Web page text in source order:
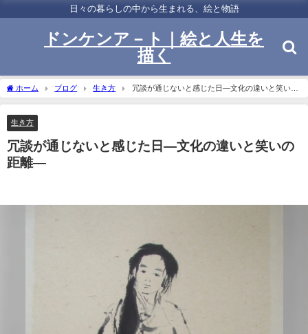
日々の暮らしの中から生まれる、絵と物語
ドンケンア－ト｜絵と人生を
描く
ホーム ブログ 生き方
冗談が通じないと感じた日―文化の違いと笑いの
距離―
生き方
冗談が通じないと感じた日―文化の違いと笑いの
距離―